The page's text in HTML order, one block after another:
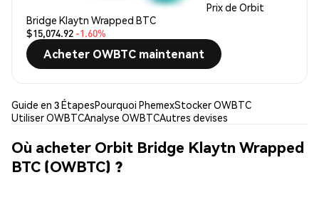
Prix de Orbit
Bridge Klaytn Wrapped BTC
$15,074.92 -1.60%
Acheter OWBTC maintenant
Guide en 3 ÉtapesPourquoi PhemexStocker OWBTC
Utiliser OWBTCAnalyse OWBTCAutres devises
Où acheter Orbit Bridge Klaytn Wrapped
BTC (OWBTC) ?